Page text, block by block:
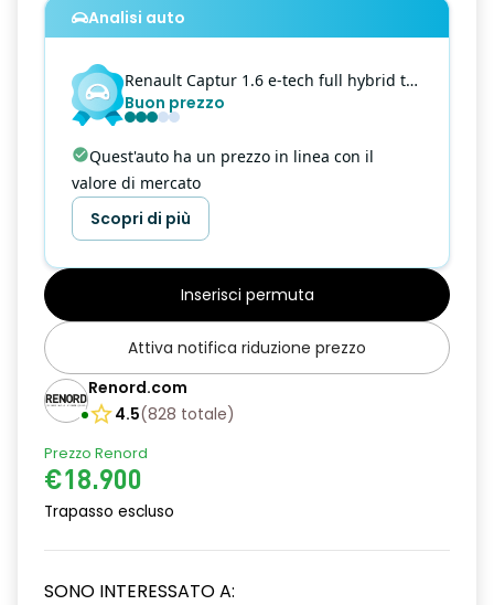
Analisi auto
Renault Captur 1.6 e-tech full hybrid techno 145cv auto
Buon prezzo
Quest'auto ha un prezzo in linea con il
valore di mercato
Scopri di più
Inserisci permuta
Attiva notifica riduzione prezzo
Renord.com
4.5(828 totale)
Prezzo Renord
€18.900
Trapasso escluso
SONO INTERESSATO A: